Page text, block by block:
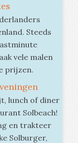
Steeds
vele malen
prijzen.
lunch of diner
Solbeach!
en trakteer
Solburger,